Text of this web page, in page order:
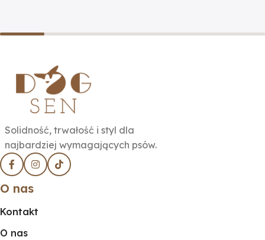
Solidność, trwałość i styl dla
najbardziej wymagających psów.
O nas
Kontakt
O nas